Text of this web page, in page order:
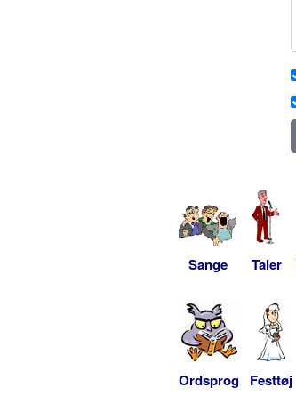
Sange Taler
Ordsprog Festtøj